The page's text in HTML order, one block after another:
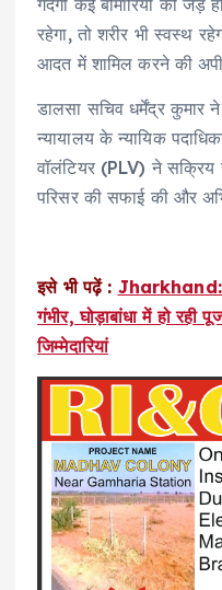
रहेगा, तो शरीर भी स्वस्थ
आदत में शामिल करने की
डालसा सचिव धर्मेंद्र कुमार
न्यायालय के न्यायिक
वॉलंटियर (PLV) ने
परिसर की सफाई की और
इसे भी पढ़ें : Jharkhand:
गंभीर, घोड़ाबांधा में हो रही
जिम्मेदारियां